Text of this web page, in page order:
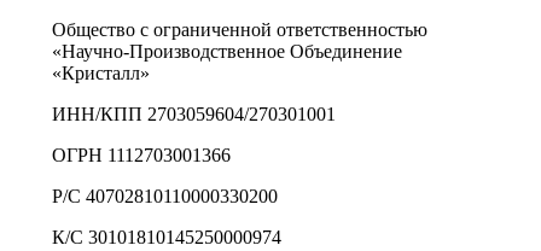
Общество с ограниченной ответственностью
«Научно-Производственное Объединение
«Кристалл»
ИНН/КПП 2703059604/270301001
ОГРН 1112703001366
Р/С 40702810110000330200
К/С 30101810145250000974